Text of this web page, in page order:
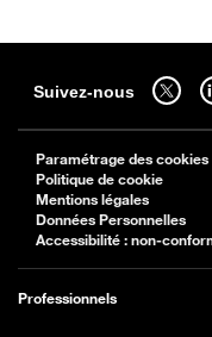
Suivez-nous
Suivez-
Paramétrage des cookies
Politique de cookie
Mentions légales
Données Personnelles
Accessibilité : non-
Professionnels